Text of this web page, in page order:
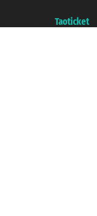
Taoticket